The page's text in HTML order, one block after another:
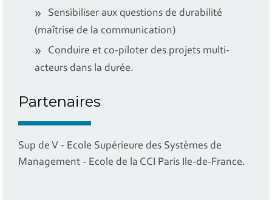
Sensibiliser aux questions de durabilité
(maîtrise de la communication)
Conduire et co-piloter des projets multi-
acteurs dans la durée.
Partenaires
Sup de V - Ecole Supérieure des Systèmes de
Management - Ecole de la CCI Paris Ile-de-France.